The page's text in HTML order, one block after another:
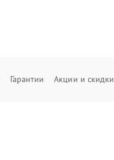
Гарантии Акции и скидки